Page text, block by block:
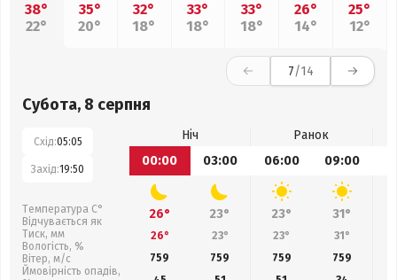
38°
22°
35°
20°
32°
18°
33°
18°
33°
18°
26°
14°
25°
12°
7/14
Субота, 8 серпня
Схід:05:05
Захід:19:50
Температура С°
Відчувається як
Тиск, мм
Вологість, %
Вітер, м/с
Ймовірність опадів,
Ніч
Ранок
00:00
03:00 06:00 09:00
26° 23° 23° 31°
26° 23° 23° 31°
759
759 759 759